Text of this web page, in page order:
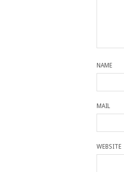
NAME
MAIL
WEBSITE